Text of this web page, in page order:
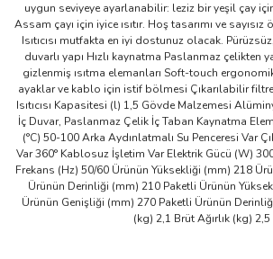
uygun seviyeye ayarlanabilir: leziz bir yeşil çay
Assam çayı için iyice ısıtır. Hoş tasarımı ve
Isıtıcısı mutfakta en iyi dostunuz olacak.
duvarlı yapı Hızlı kaynatma Paslanmaz çelikten
gizlenmiş ısıtma elemanları Soft-touch
ayaklar ve kablo için istif bölmesi Çıkarılabilir filtre
Isıtıcısı Kapasitesi (l) 1,5 Gövde Malzemesi
İç Duvar, Paslanmaz Çelik İç Taban Kaynatma
(°C) 50-100 Arka Aydınlatmalı Su Penceresi Var
Var 360° Kablosuz İşletim Var Elektrik Gücü (W)
Frekans (Hz) 50/60 Ürünün Yüksekliği (mm) 218
Ürünün Derinliği (mm) 210 Paketli Ürünün
Ürünün Genişliği (mm) 270 Paketli Ürünün
(kg) 2,1 Brüt Ağırlık (kg) 2,5